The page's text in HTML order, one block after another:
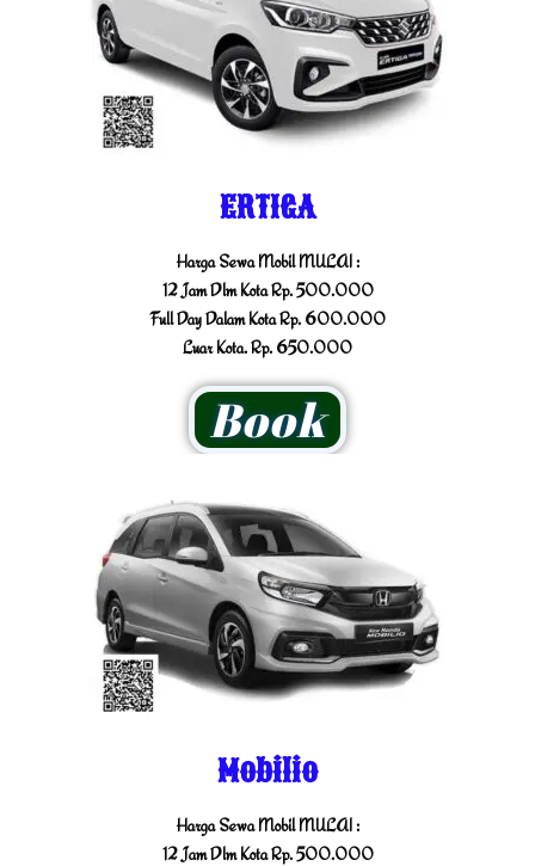
ERTIGA
Harga Sewa Mobil MULAI :
12 Jam Dlm Kota Rp. 500.000
Full Day Dalam Kota Rp. 600.000
Luar Kota. Rp. 650.000
Book
Mobilio
Harga Sewa Mobil MULAI :
12 Jam Dlm Kota Rp. 500.000